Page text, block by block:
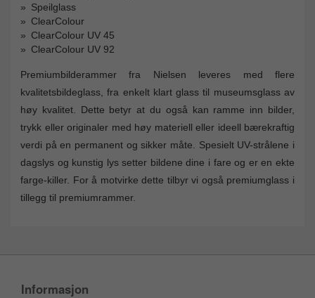
Speilglass
ClearColour
ClearColour UV 45
ClearColour UV 92
Premiumbilderammer fra Nielsen leveres med flere
kvalitetsbildeglass, fra enkelt klart glass til museumsglass av
høy kvalitet. Dette betyr at du også kan ramme inn bilder,
trykk eller originaler med høy materiell eller ideell bærekraftig
verdi på en permanent og sikker måte. Spesielt UV-strålene i
dagslys og kunstig lys setter bildene dine i fare og er en ekte
farge-killer. For å motvirke dette tilbyr vi også premiumglass i
tillegg til premiumrammer.
Informasjon